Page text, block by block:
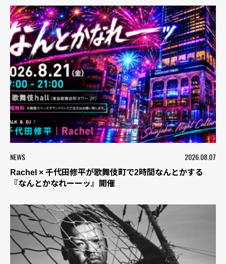
NEWS 2026.08.07
Rachel × 千代田修平が歌舞伎町で2時間なんとかする
『なんとかなれーーッ』開催